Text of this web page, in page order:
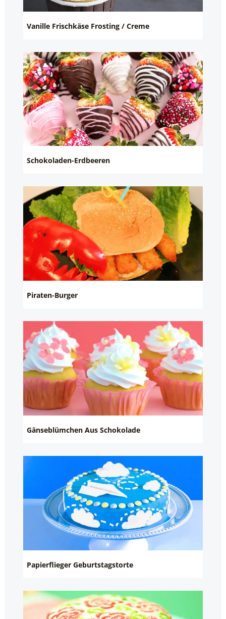
Vanille Frischkäse Frosting / Creme
Schokoladen-Erdbeeren
Piraten-Burger
Gänseblümchen Aus Schokolade
Papierflieger Geburtstagstorte